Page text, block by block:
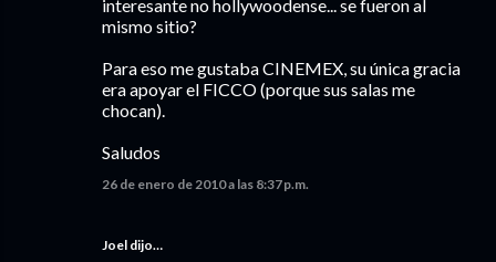
interesante no hollywoodense... se fueron al
mismo sitio?
Para eso me gustaba CINEMEX, su única gracia
era apoyar el FICCO (porque sus salas me
chocan).
Saludos
26 de enero de 2010 a las 8:37 p.m.
Joel dijo…